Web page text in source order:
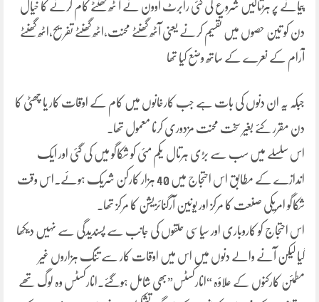
پیمانے پر ہڑتالیں شروع کی گئی رابرٹ اوون نے آ ٹھ گھنٹے کام کرنے کا خیال
دن کو تین حصوں میں تقسیم کرنے یعنی آٹھ گھنٹے محنت،اٹھ گھنٹے تفریح،اٹھ گھنٹے
آرام کے نعرے کے ساتھ وضع کیا تھا
جبکہ یہ ان دنوں کی بات ہے جب کارخانوں میں کام کے اوقات کار یا چھٹی کا
دن مقرر کئے بغیر سخت محنت مزدوری کرنا معمول تھا۔
اس سلسلے میں سب سے بڑی ہرتال یکم مئی کو شکاگو میں کی گئی اور ایک
اندازے کے مطابق اس احتجاج میں 40 ہزار کارکن شریک ہوئے۔اس وقت
شکاگو امریکی صنعت کا مرکز اور یونین آرگنائزیشن کا مرکز تھا۔
اس احتجاج کو کاروباری اور سیاسی حلقوں کی جانب سے پسندیدگی سے نہیں دیکھا
گیا لیکن آنے والے دنوں میں اس میں اوقات کار سے تنگ ہزاروں غیر
مطمئن کارکنوں کے علاؤہ “انارکسٹس”بھی شامل ہوگئے۔انارکسٹس وہ لوگ تھے